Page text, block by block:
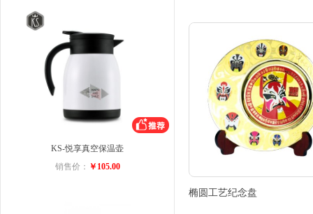
KS-悦享真空保温壶
销售价： ￥105.00
椭圆工艺纪念盘